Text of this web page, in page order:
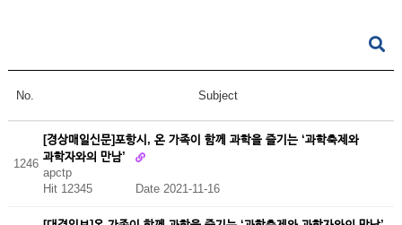
No. Subject
1246
[경상매일신문]포항시, 온 가족이 함께 과학을 즐기는 ‘과학축제와
과학자와의 만남’
apctp
Hit 12345 Date 2021-11-16